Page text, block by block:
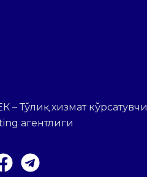
– Тўлиқ хизмат кўрсатувчи
агентлиги